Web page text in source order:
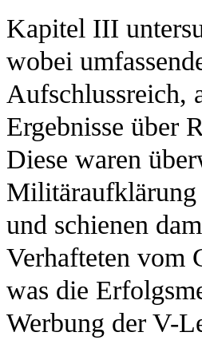
Kapitel III
wobei
Aufschlussreich,
Ergebnisse über
Diese waren
Militäraufklärung
und schienen
Verhafteten vom
was die
Werbung der V-